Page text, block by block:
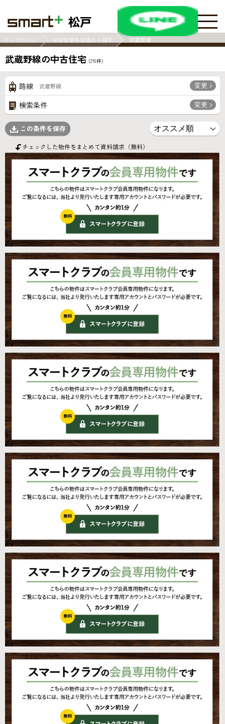
松戸
トップページ 中古住宅を沿線から探す 武蔵野線
武蔵野線の中古住宅 (216件)
路線 武蔵野線 変更
検索条件 変更
この条件を保存
チェックした物件をまとめて資料請求（無料）